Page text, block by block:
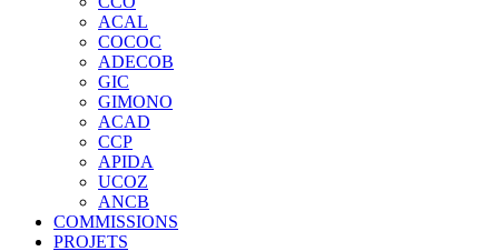
ACAL
COCOC
ADECOB
GIC
GIMONO
ACAD
CCP
APIDA
UCOZ
ANCB
COMMISSIONS
PROJETS